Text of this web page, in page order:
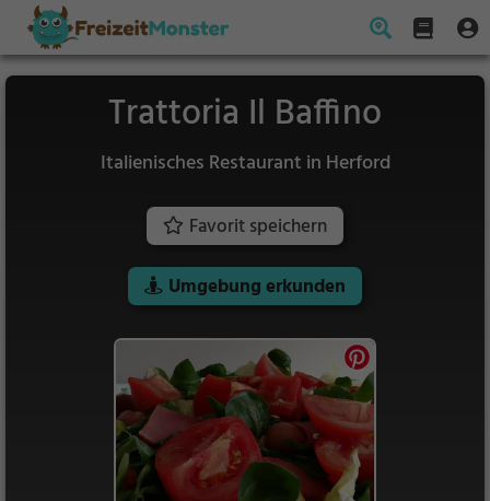
Trattoria Il Baffino
Italienisches Restaurant in Herford
Favorit speichern
Umgebung erkunden